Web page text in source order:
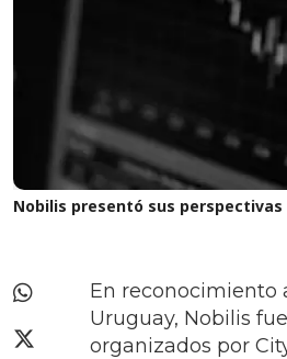
Nobilis presentó sus perspectivas
En reconocimiento
Uruguay, Nobilis
organizados por